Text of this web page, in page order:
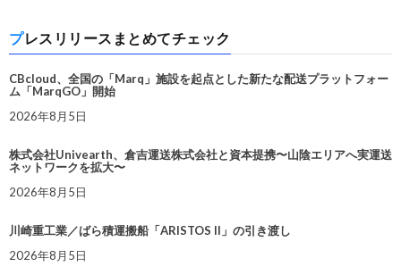
プレスリリースまとめてチェック
CBcloud、全国の「Marq」施設を起点とした新たな配送プラットフォー
ム「MarqGO」開始
2026年8月5日
株式会社Univearth、倉吉運送株式会社と資本提携〜山陰エリアへ実運送
ネットワークを拡大〜
2026年8月5日
川崎重工業／ばら積運搬船「ARISTOS II」の引き渡し
2026年8月5日